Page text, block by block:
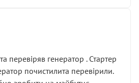
перевіряв генератор . Стартер
почистилита перевірили.